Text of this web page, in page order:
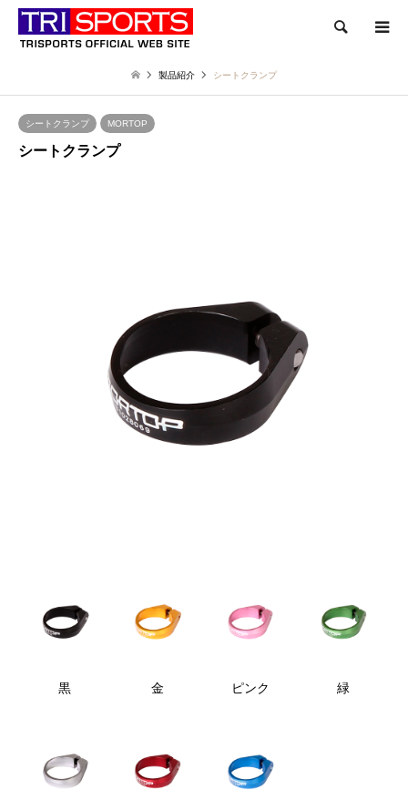
検索
製品紹介 シートクランプ
シートクランプ MORTOP
シートクランプ
黒 金 ピンク 緑